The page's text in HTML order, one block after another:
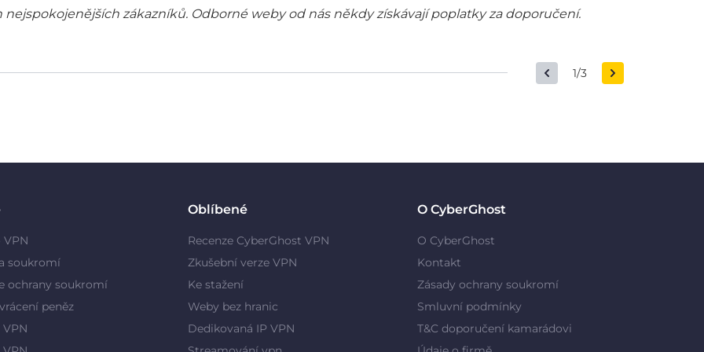
nejspokojenějších zákazníků. Odborné weby od nás někdy získávají poplatky za doporučení.
1/3
VPN
soukromí
ochrany soukromí
peněz
Oblíbené
Recenze CyberGhost VPN
Zkušební verze VPN
Ke stažení
Weby bez hranic
Dedikovaná IP VPN
O CyberGhost
O CyberGhost
Kontakt
Zásady ochrany soukromí
Smluvní podmínky
T&C doporučení kamarádovi